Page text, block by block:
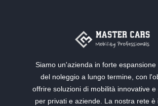
Siamo un'azienda in forte espansione
del noleggio a lungo termine, con
offrire soluzioni di mobilità innovative
per privati e aziende. La nostra rete è